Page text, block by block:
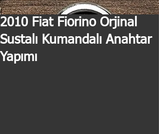
2010 Fiat Fiorino Orjinal
Sustalı Kumandalı Anahtar
Yapımı